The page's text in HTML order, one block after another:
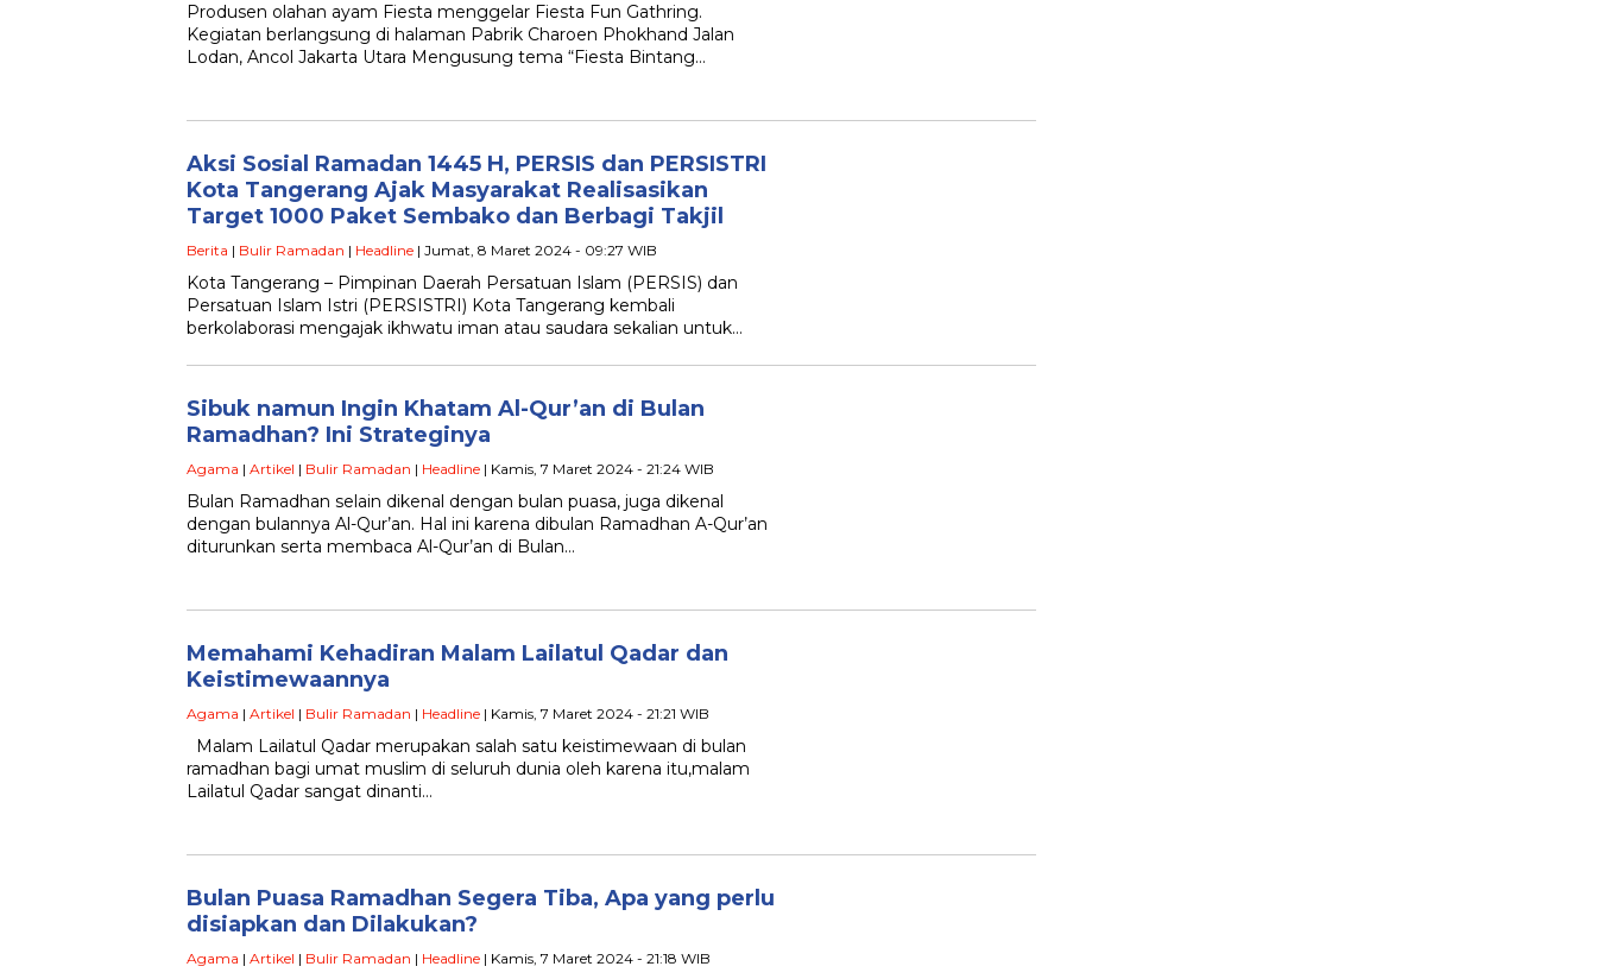
Produsen olahan ayam Fiesta menggelar Fiesta Fun Gathring.
Kegiatan berlangsung di halaman Pabrik Charoen Phokhand Jalan
Lodan, Ancol Jakarta Utara Mengusung tema “Fiesta Bintang…
Aksi Sosial Ramadan 1445 H, PERSIS dan PERSISTRI
Kota Tangerang Ajak Masyarakat Realisasikan
Target 1000 Paket Sembako dan Berbagi Takjil
Berita | Bulir Ramadan | Headline | Jumat, 8 Maret 2024 - 09:27 WIB
Kota Tangerang – Pimpinan Daerah Persatuan Islam (PERSIS) dan
Persatuan Islam Istri (PERSISTRI) Kota Tangerang kembali
berkolaborasi mengajak ikhwatu iman atau saudara sekalian untuk…
Sibuk namun Ingin Khatam Al-Qur’an di Bulan
Ramadhan? Ini Strateginya
Agama | Artikel | Bulir Ramadan | Headline | Kamis, 7 Maret 2024 - 21:24 WIB
Bulan Ramadhan selain dikenal dengan bulan puasa, juga dikenal
dengan bulannya Al-Qur’an. Hal ini karena dibulan Ramadhan A-Qur’an
diturunkan serta membaca Al-Qur’an di Bulan…
Memahami Kehadiran Malam Lailatul Qadar dan
Keistimewaannya
Agama | Artikel | Bulir Ramadan | Headline | Kamis, 7 Maret 2024 - 21:21 WIB
Malam Lailatul Qadar merupakan salah satu keistimewaan di bulan
ramadhan bagi umat muslim di seluruh dunia oleh karena itu,malam
Lailatul Qadar sangat dinanti…
Bulan Puasa Ramadhan Segera Tiba, Apa yang perlu
disiapkan dan Dilakukan?
Agama | Artikel | Bulir Ramadan | Headline | Kamis, 7 Maret 2024 - 21:18 WIB